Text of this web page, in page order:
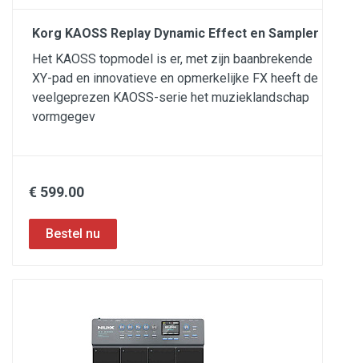
Korg KAOSS Replay Dynamic Effect en Sampler
Het KAOSS topmodel is er, met zijn baanbrekende
XY-pad en innovatieve en opmerkelijke FX heeft de
veelgeprezen KAOSS-serie het muzieklandschap
vormgegev
€ 599.00